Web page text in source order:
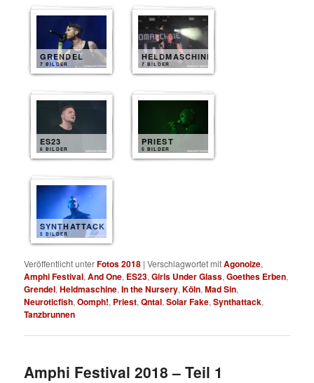
GRENDEL
7 BILDER
HELDMASCHINE
7 BILDER
ES23
6 BILDER
PRIEST
5 BILDER
SYNTHATTACK
5 BILDER
Veröffentlicht unterFotos 2018 |Verschlagwortet mitAgonoize,
Amphi Festival,And One, ES23,Girls Under Glass,Goethes Erben,
Grendel,Heldmaschine,In the Nursery,Köln,Mad Sin,
Neuroticfish,Oomph!, Priest,Qntal,Solar Fake,Synthattack,
Tanzbrunnen
Amphi Festival 2018 – Teil 1